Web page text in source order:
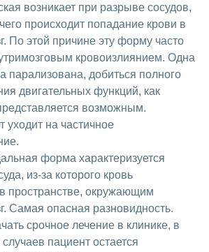
возникает при разрыве сосудов,
происходит попадание крови в
По этой причине эту форму часто
кровоизлиянием. Одна
парализована, добиться полного
двигательных функций, как
возможным.
уходит на частичное
форма характеризуется
из-за которого кровь
пространстве, окружающим
Самая опасная разновидность.
срочное лечение в клинике, в
пациент остается